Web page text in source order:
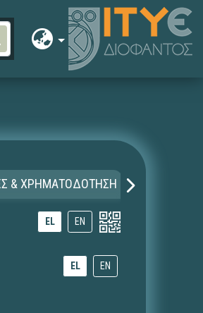
& ΧΡΗΜΑΤΟΔΟΤΗΣΗ
EL EN
EL EN